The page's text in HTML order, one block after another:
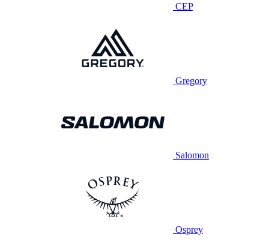
CEP
Gregory
Salomon
Osprey